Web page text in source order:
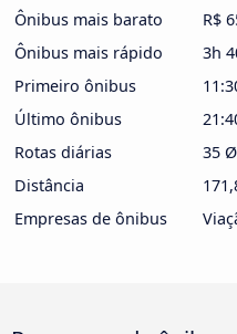
Ônibus mais barato
R$
Ônibus mais rápido
3h
Primeiro ônibus
Último ônibus
Rotas diárias
35 Ø
Distância
Empresas de ônibus